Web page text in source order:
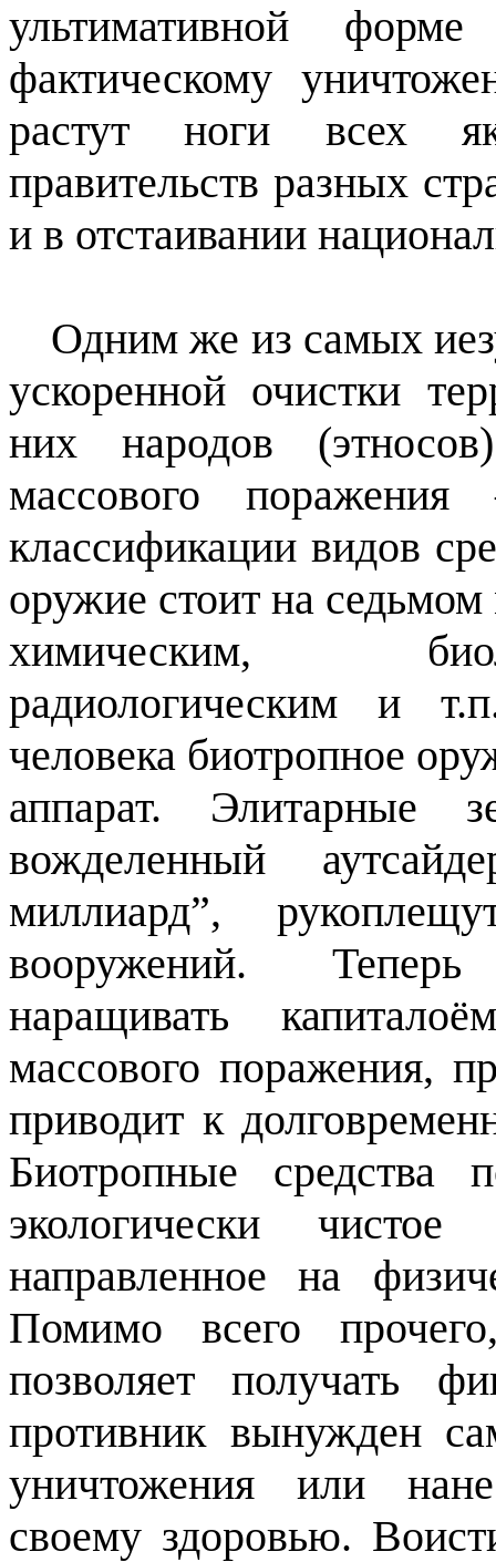
ультимативной
фактическому
растут ноги всех
правительств разных
и в отстаивании
Одним же из самых
ускоренной очистки
них народов
массового
классификации видов
оружие стоит на
химическим,
радиологическим и
человека биотропное
аппарат. Элитарные
вожделенный
миллиард”,
вооружений. Теперь
наращивать
массового поражения,
приводит к
Биотропные средства
экологически
направленное на
Помимо всего
позволяет получать
противник вынужден
уничтожения или
своему здоровью.